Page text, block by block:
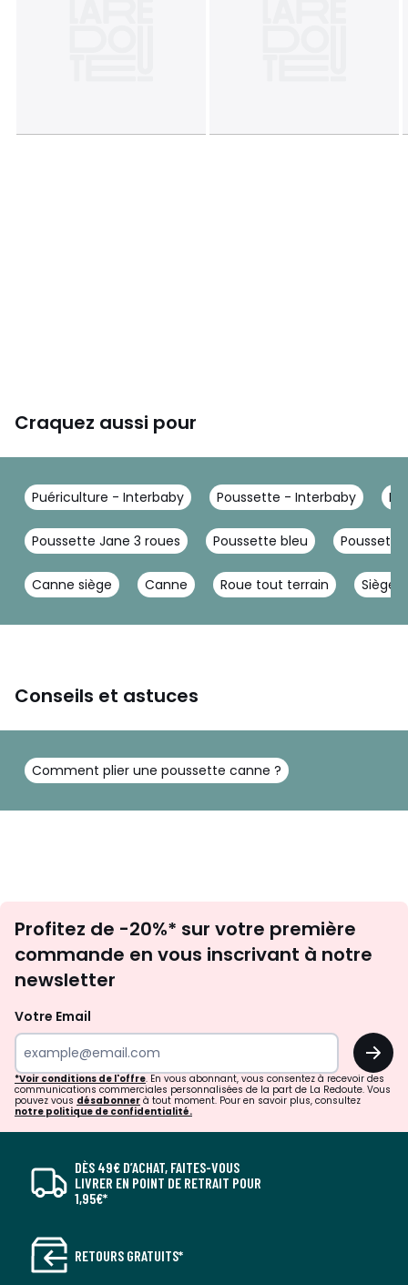
Craquez aussi pour
Puériculture - Interbaby Poussette - Interbaby
Poussette Jane 3 roues Poussette bleu
Canne siège Canne Roue tout terrain Siège
Conseils et astuces
Comment plier une poussette canne ?
newsletter
Profitez de -20%* sur votre première
commande en vous inscrivant à notre
newsletter
Votre Email
OK
*Voir conditions de l'offre. En vous abonnant, vous consentez à recevoir des
communications commerciales personnalisées de la part de La Redoute. Vous
pouvez vous désabonner à tout moment. Pour en savoir plus, consultez
notre politique de confidentialité.
DÈS 49€ D’ACHAT, FAITES-VOUS
LIVRER EN POINT DE RETRAIT POUR
1,95€*
RETOURS GRATUITS*